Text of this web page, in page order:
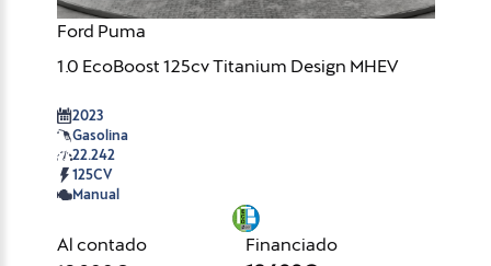
Ford Puma
1.0 EcoBoost 125cv Titanium Design MHEV
2023
Gasolina
22.242
125CV
Manual
Al contado
Financiado